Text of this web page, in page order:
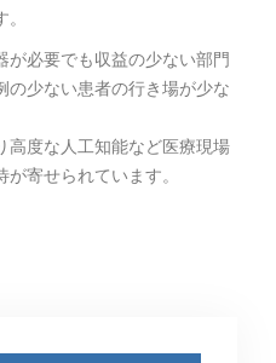
が必要でも収益の少ない部門
の少ない患者の行き場が少な
高度な人工知能など医療現場
寄せられています。